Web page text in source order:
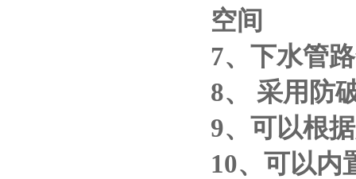
空间
7、下水管
8、
采用防
9、可以根
10、可以内